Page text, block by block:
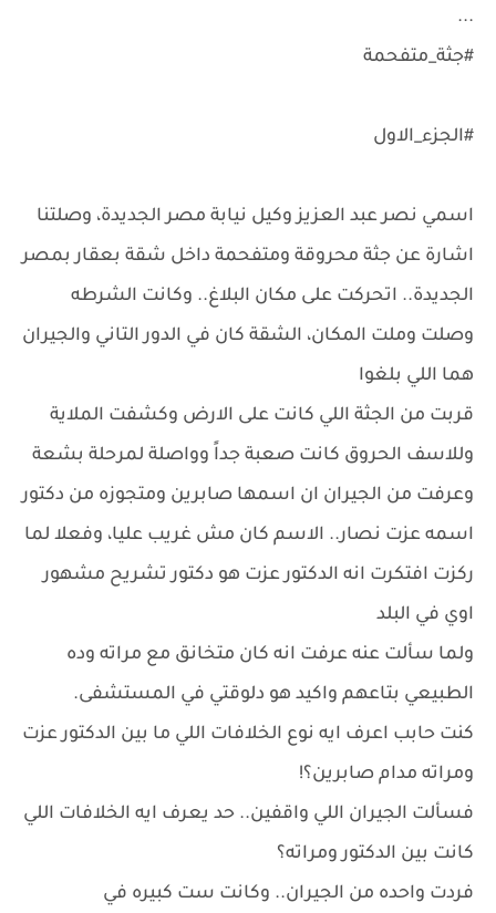
...
#جثة_متفحمة
#الجزء_الاول
اسمي نصر عبد العزيز وكيل نيابة مصر الجديدة، وصلتنا
اشارة عن جثة محروقة ومتفحمة داخل شقة بعقار بمصر
الجديدة.. اتحركت على مكان البلاغ.. وكانت الشرطه
وصلت وملت المكان، الشقة كان في الدور التاني والجيران
هما اللي بلغوا
قربت من الجثة اللي كانت على الارض وكشفت الملاية
وللاسف الحروق كانت صعبة جداً وواصلة لمرحلة بشعة
وعرفت من الجيران ان اسمها صابرين ومتجوزه من دكتور
اسمه عزت نصار.. الاسم كان مش غريب عليا، وفعلا لما
ركزت افتكرت انه الدكتور عزت هو دكتور تشريح مشهور
اوي في البلد
ولما سألت عنه عرفت انه كان متخانق مع مراته وده
الطبيعي بتاعهم واكيد هو دلوقتي في المستشفى.
كنت حابب اعرف ايه نوع الخلافات اللي ما بين الدكتور عزت
ومراته مدام صابرين؟!
فسألت الجيران اللي واقفين.. حد يعرف ايه الخلافات اللي
كانت بين الدكتور ومراته؟
فردت واحده من الجيران.. وكانت ست كبيره في